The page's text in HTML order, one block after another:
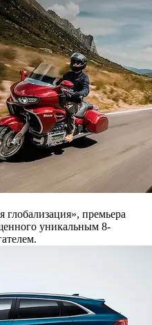
глобализация», премьера
уникальным 8-